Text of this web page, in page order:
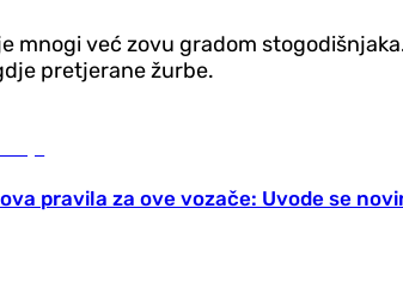
već zovu gradom
pretjerane žurbe.
pravila za ove vozače: Uvode se